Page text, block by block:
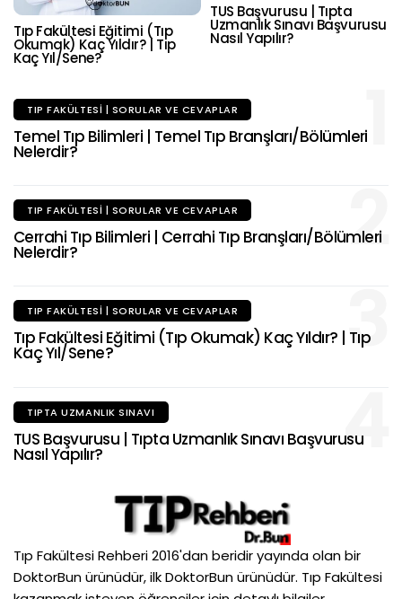
Tıp Fakültesi Eğitimi (Tıp
Okumak) Kaç Yıldır? | Tıp
Kaç Yıl/Sene?
TUS Başvurusu | Tıpta
Uzmanlık Sınavı Başvurusu
Nasıl Yapılır?
1
TIP FAKÜLTESI | SORULAR VE CEVAPLAR
Temel Tıp Bilimleri | Temel Tıp Branşları/Bölümleri
Nelerdir?
2
TIP FAKÜLTESI | SORULAR VE CEVAPLAR
Cerrahi Tıp Bilimleri | Cerrahi Tıp Branşları/Bölümleri
Nelerdir?
3
TIP FAKÜLTESI | SORULAR VE CEVAPLAR
Tıp Fakültesi Eğitimi (Tıp Okumak) Kaç Yıldır? | Tıp
Kaç Yıl/Sene?
4
TIPTA UZMANLIK SINAVI
TUS Başvurusu | Tıpta Uzmanlık Sınavı Başvurusu
Nasıl Yapılır?
Tıp Fakültesi Rehberi 2016'dan beridir yayında olan bir
DoktorBun ürünüdür, ilk DoktorBun ürünüdür. Tıp Fakültesi